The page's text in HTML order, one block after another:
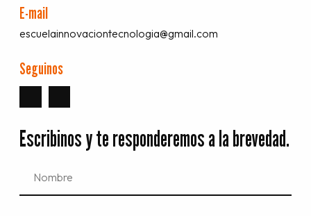
E-mail
escuelainnovaciontecnologia@gmail.com
Seguinos
Escribinos y te responderemos a la brevedad.